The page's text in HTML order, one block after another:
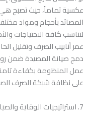
عكسية تماماً، حيث تصبح هي
المصائد بأحجام ومواد
لتناسب كافة الاحتياجات
عمر أنابيب الصرف وتقليل
دمج صيانة المصيدة ضمن
عمل المنظومة بكفاءة
على نظافة شبكة الصرف
7. استراتيجيات الوقاية والصيانة الدورية